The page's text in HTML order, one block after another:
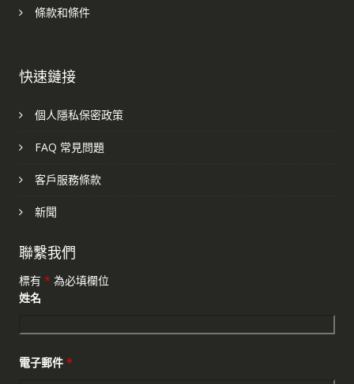
條款和條件
快速鏈接
個人隱私保密政策
FAQ 常見問題
客戶服務條款
新聞
聯繫我們
標有 * 為必填欄位
姓名
電子郵件 *